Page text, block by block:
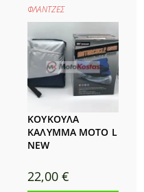
ΦΛΑΝΤΖΕΣ
ΚΟΥΚΟΥΛΑ
ΚΑΛΥΜΜΑ MOTO L
NEW
22,00 €